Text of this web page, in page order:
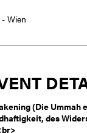
(Die Ummah
des
Wien